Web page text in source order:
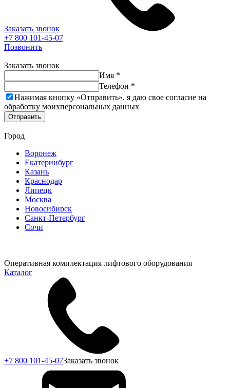
Заказать звонок
+7 800 101-45-07
Позвонить
Заказать звонок
Имя *
Телефон *
Нажимая кнопку «Отправить», я даю свое согласие на
обработку моихперсональных данных
Отправить
Город
Воронеж
Екатеринбург
Казань
Краснодар
Липецк
Москва
Новосибирск
Санкт-Петербург
Сочи
Оперативная комплектация лифтового оборудования
Каталог
+7 800 101-45-07Заказать звонок